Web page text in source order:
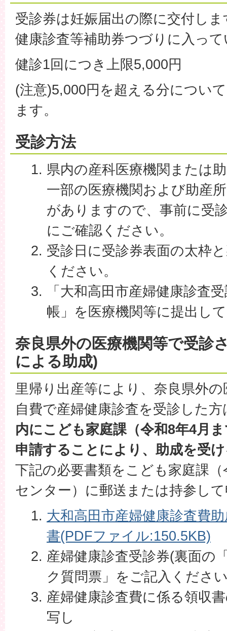
受診券は妊娠届出の際に交付し
健康診査等補助券つづりに入っ
健診1回につき上限5,000円
(注意)5,000円を超える分につい
ます。
受診方法
県内の産科医療機関または
一部の医療機関および助産
がありますので、事前に受
にご確認ください。
受診日に受診券表面の太枠
ください。
「大和高田市産婦健康診査
帳」を医療機関等に提出し
奈良県外の医療機関等で受診
による助成)
里帰り出産等により、奈良県外
自費で産婦健康診査を受診した方
内にこども家庭課（令和8年4月
申請することにより、助成を受
下記の必要書類をこども家庭課
センター）に郵送または持参し
大和高田市産婦健康診査費
書(PDFファイル:150.5KB)
産婦健康診査受診券(裏面の
ク質問票」をご記入くださ
産婦健康診査費に係る領収
写し